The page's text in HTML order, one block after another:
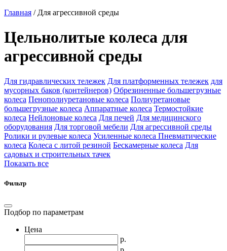
Главная / Для агрессивной среды
Цельнолитые колеса для
агрессивной среды
Для гидравлических тележек Для платформенных тележек для
мусорных баков (контейнеров) Обрезиненные большегрузные
колеса Пенополиуретановые колеса Полиуретановые
большегрузные колеса Аппаратные колеса Термостойкие
колеса Нейлоновые колеса Для печей Для медицинского
оборудования Для торговой мебели Для агрессивной среды
Ролики и рулевые колеса Усиленные колеса Пневматические
колеса Колеса с литой резиной Бескамерные колеса Для
садовых и строительных тачек
Показать все
Фильтр
Подбор по параметрам
Цена
р.